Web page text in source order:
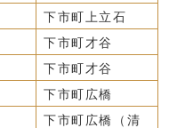
下市町上立石
下市町才谷
下市町才谷
下市町広橋
下市町広橋（清